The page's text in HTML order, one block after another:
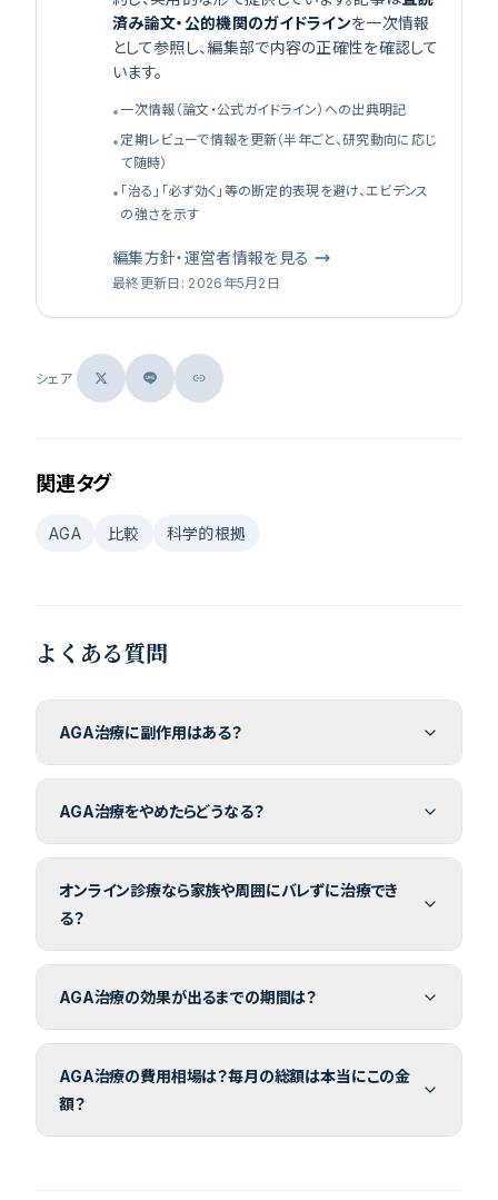
済み論文・公的機関のガイドラインを一次情報
として参照し、編集部で内容の正確性を確認して
います。
• 一次情報（論文・公式ガイドライン）への出典明記
•定期レビューで情報を更新（半年ごと、研究動向に応じ
て随時）
• 「治る」「必ず効く」等の断定的表現を避け、エビデンス
の強さを示す
編集方針・運営者情報を見る
最終更新日 : 2026年5月2日
シェア
関連タグ
AGA 比較 科学的根拠
よくある質問
AGA治療に副作用はある？
AGA治療をやめたらどうなる？
オンライン診療なら家族や周囲にバレずに治療でき
る？
AGA治療の効果が出るまでの期間は？
AGA治療の費用相場は？毎月の総額は本当にこの金
額？